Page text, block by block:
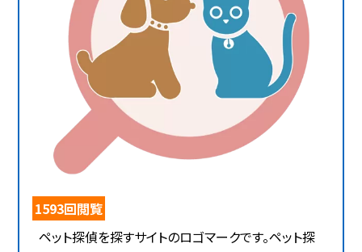
1593回閲覧
ペット探偵を探すサイトのロゴマークです。ペット探